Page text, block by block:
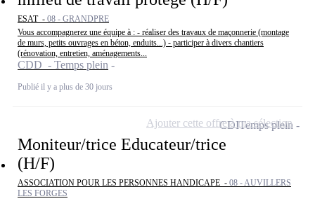
ESAT - 08 - GRANDPRE
Vous accompagnerez une équipe à : - réaliser des travaux de maçonnerie (montage
de murs, petits ouvrages en béton, enduits...) - participer à divers chantiers
(rénovation, entretien, aménagements...
CDD - Temps plein
Publié il y a plus de 30 jours
Moniteur/trice Educateur/trice
(H/F)
ASSOCIATION POUR LES PERSONNES HANDICAPE - 08 - AUVILLERS
LES FORGES
CDITemps plein
Ajouter cette offre à ma sélection